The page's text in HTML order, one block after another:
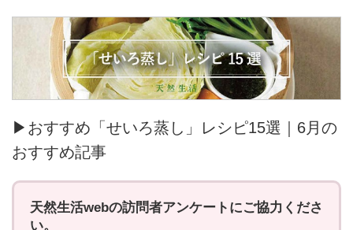
▶おすすめ「せいろ蒸し」レシピ15選｜6月の
おすすめ記事